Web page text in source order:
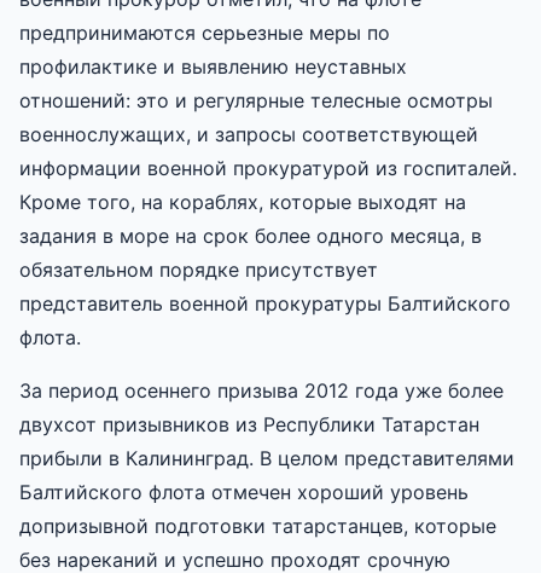
предпринимаются серьезные меры по
профилактике и выявлению неуставных
отношений: это и регулярные телесные осмотры
военнослужащих, и запросы соответствующей
информации военной прокуратурой из госпиталей.
Кроме того, на кораблях, которые выходят на
задания в море на срок более одного месяца, в
обязательном порядке присутствует
представитель военной прокуратуры Балтийского
флота.
За период осеннего призыва 2012 года уже более
двухсот призывников из Республики Татарстан
прибыли в Калининград. В целом представителями
Балтийского флота отмечен хороший уровень
допризывной подготовки татарстанцев, которые
без нареканий и успешно проходят срочную